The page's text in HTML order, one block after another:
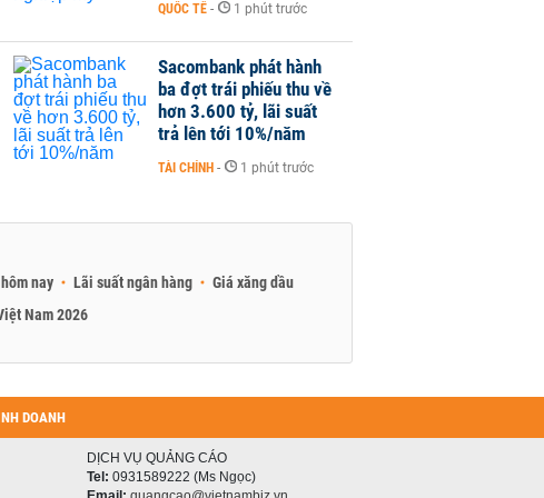
QUỐC TẾ - 1 phút trước
Sacombank phát hành
ba đợt trái phiếu thu về
hơn 3.600 tỷ, lãi suất
trả lên tới 10%/năm
TÀI CHÍNH - 1 phút trước
nay Lãi suất ngân hàng
Giá xăng dầu
Nam 2026
DOANH
DỊCH VỤ QUẢNG CÁO
Tel: 0931589222 (Ms Ngọc)